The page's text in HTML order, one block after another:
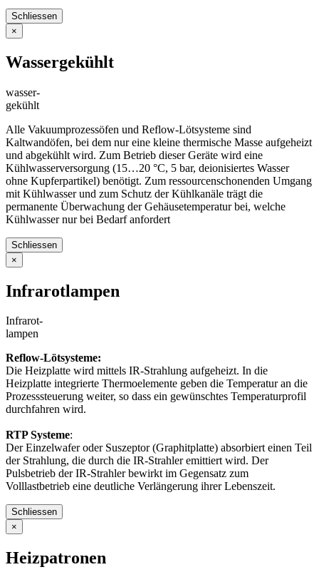
Schliessen
×
Wassergekühlt
wasser-
gekühlt
Alle Vakuumprozessöfen und Reflow-Lötsysteme sind
Kaltwandöfen, bei dem nur eine kleine thermische Masse aufgeheizt
und abgekühlt wird. Zum Betrieb dieser Geräte wird eine
Kühlwasserversorgung (15…20 °C, 5 bar, deionisiertes Wasser
ohne Kupferpartikel) benötigt. Zum ressourcenschonenden Umgang
mit Kühlwasser und zum Schutz der Kühlkanäle trägt die
permanente Überwachung der Gehäusetemperatur bei, welche
Kühlwasser nur bei Bedarf anfordert
Schliessen
×
Infrarotlampen
Infrarot-
lampen
Reflow-Lötsysteme:
Die Heizplatte wird mittels IR-Strahlung aufgeheizt. In die
Heizplatte integrierte Thermoelemente geben die Temperatur an die
Prozesssteuerung weiter, so dass ein gewünschtes Temperaturprofil
durchfahren wird.
RTP Systeme:
Der Einzelwafer oder Suszeptor (Graphitplatte) absorbiert einen Teil
der Strahlung, die durch die IR-Strahler emittiert wird. Der
Pulsbetrieb der IR-Strahler bewirkt im Gegensatz zum
Volllastbetrieb eine deutliche Verlängerung ihrer Lebenszeit.
Schliessen
×
Heizpatronen